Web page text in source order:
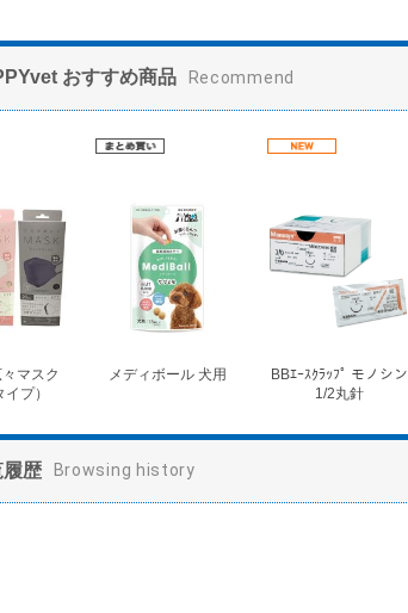
おすすめ商品 Recommend
マスク
イプ）
メディボール 犬用
BBｴｰｽｸﾗｯﾌﾟ モノシン
1/2丸針
履歴 Browsing history